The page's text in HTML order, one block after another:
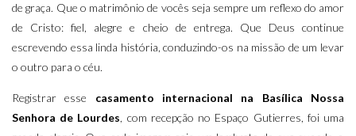
de graça. Que o matrimônio de vocês seja sempre um reflexo do amor
de Cristo: fiel, alegre e cheio de entrega. Que Deus continue
escrevendo essa linda história, conduzindo-os na missão de um levar
o outro para o céu.
Registrar esse casamento internacional na Basílica Nossa
Senhora de Lourdes, com recepção no Espaço Gutierres, foi uma